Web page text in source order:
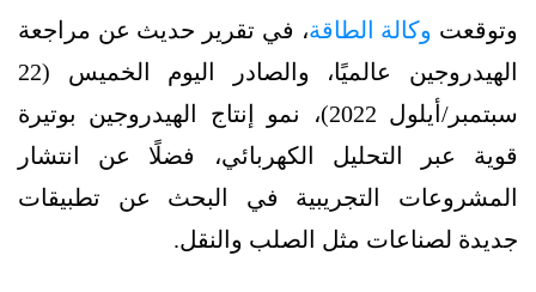
وتوقعت وكالة الطاقة، في تقرير حديث عن مراجعة
الهيدروجين عالميًا، والصادر اليوم الخميس (22
سبتمبر/أيلول 2022)، نمو إنتاج الهيدروجين بوتيرة
قوية عبر التحليل الكهربائي، فضلًا عن انتشار
المشروعات التجريبية في البحث عن تطبيقات
جديدة لصناعات مثل الصلب والنقل.